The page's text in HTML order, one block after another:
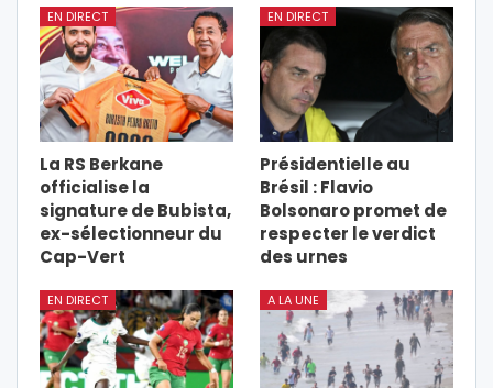
EN DIRECT
La RS Berkane
officialise la
signature de Bubista,
ex-sélectionneur du
Cap-Vert
EN DIRECT
Présidentielle au
Brésil : Flavio
Bolsonaro promet de
respecter le verdict
des urnes
EN DIRECT A LA UNE